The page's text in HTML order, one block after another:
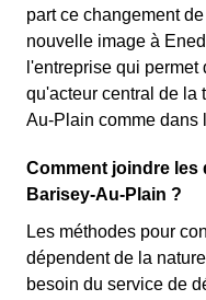
part ce changement
nouvelle image à
l'entreprise qui
qu'acteur central de la
Au-Plain comme dans
Comment joindre les
Barisey-Au-Plain ?
Les méthodes pour
dépendent de la
besoin du service de